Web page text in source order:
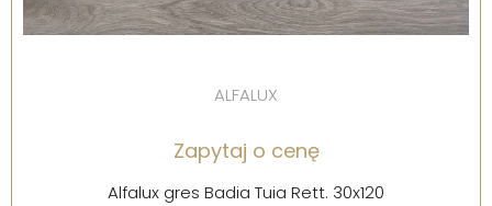
ALFALUX
Zapytaj o cenę
Alfalux gres Badia Tuia Rett. 30x120